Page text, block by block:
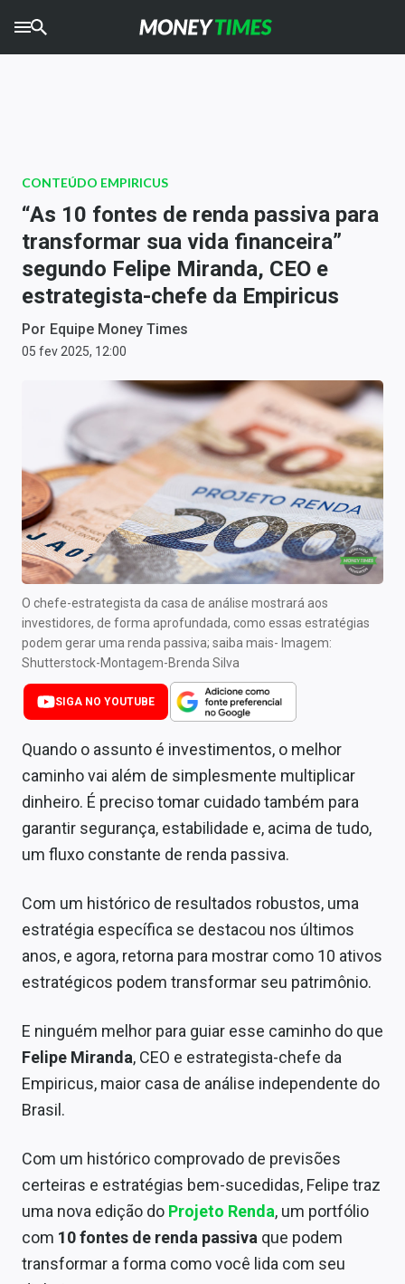
Giro do Mercado
Newsletters
Money Trader
Anuncie
Últimas Notícias
Newsletters
Cotações
Comprar ou vender?
Carteiras Recomendadas
Central de Dividendos
Central de Fundos Imobiliários
Central dos IPOs
Renda Fixa
Mercados
Empresas
Brasil
Política
Money Trader
Especiais
Internacional
Tecnologia
Conteúdo de Marca
Sobre
CONTEÚDO EMPIRICUS
“As 10 fontes de renda passiva para
transformar sua vida financeira”
segundo Felipe Miranda, CEO e
estrategista-chefe da Empiricus
Por Equipe Money Times
05 fev 2025, 12:00
O chefe-estrategista da casa de análise mostrará aos
investidores, de forma aprofundada, como essas estratégias
podem gerar uma renda passiva; saiba mais- Imagem:
Shutterstock-Montagem-Brenda Silva
SIGA NO YOUTUBE
Quando o assunto é investimentos, o melhor
caminho vai além de simplesmente multiplicar
dinheiro. É preciso tomar cuidado também para
garantir segurança, estabilidade e, acima de tudo,
um fluxo constante de renda passiva.
Com um histórico de resultados robustos, uma
estratégia específica se destacou nos últimos
anos, e agora, retorna para mostrar como 10 ativos
estratégicos podem transformar seu patrimônio.
E ninguém melhor para guiar esse caminho do que
Felipe Miranda, CEO e estrategista-chefe da
Empiricus, maior casa de análise independente do
Brasil.
Com um histórico comprovado de previsões
certeiras e estratégias bem-sucedidas, Felipe traz
uma nova edição do Projeto Renda, um portfólio
com 10 fontes de renda passiva que podem
transformar a forma como você lida com seu